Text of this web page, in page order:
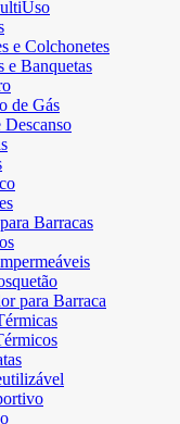
e Colchonetes
e Banquetas
de Gás
Descanso
Barracas
para Barraca